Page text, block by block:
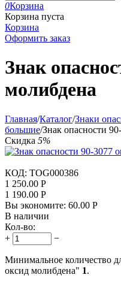
0Корзина
Корзина пуста
Корзина
Оформить заказ
Знак
молибдена
Главная/Каталог/Знаки
большие/Знак опасности
Скидка 5%
КОД: TOG000386
1 250.00 Р
1 190.00 Р
Вы экономите: 60.00 Р
В наличии
Кол-во:
+
−
Минимальное количество
оксид молибдена" 1.